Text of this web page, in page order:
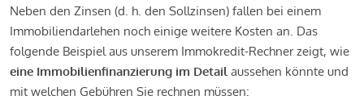
Neben den Zinsen (d. h. den Sollzinsen) fallen bei einem
Immobiliendarlehen noch einige weitere Kosten an. Das
folgende Beispiel aus unserem Immokredit-Rechner zeigt, wie
eine Immobilienfinanzierung im Detail aussehen könnte und
mit welchen Gebühren Sie rechnen müssen: